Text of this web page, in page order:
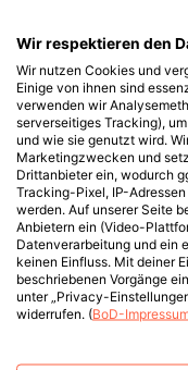
Wir respektieren den
Wir nutzen Cookies und
Einige von ihnen sind
verwenden wir
serverseitiges Tracking),
und wie sie genutzt wird.
Marketingzwecken und
Drittanbieter ein, wodurch
Tracking-Pixel, IP-
werden. Auf unserer Seite
Anbietern ein (Video-
Datenverarbeitung und ein
keinen Einfluss. Mit deiner
beschriebenen Vorgänge
unter „Privacy-
widerrufen. (BoD-